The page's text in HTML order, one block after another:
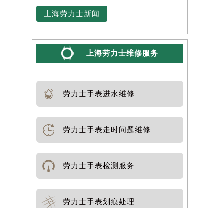
上海劳力士新闻
上海劳力士维修服务
劳力士手表进水维修
劳力士手表走时问题维修
劳力士手表检测服务
劳力士手表划痕处理